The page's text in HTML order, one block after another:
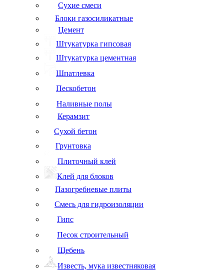
Сухие смеси
Блоки газосиликатные
Цемент
Штукатурка гипсовая
Штукатурка цементная
Шпатлевка
Пескобетон
Наливные полы
Керамзит
Сухой бетон
Грунтовка
Плиточный клей
Клей для блоков
Пазогребневые плиты
Смесь для гидроизоляции
Гипс
Песок строительный
Щебень
Известь, мука известняковая